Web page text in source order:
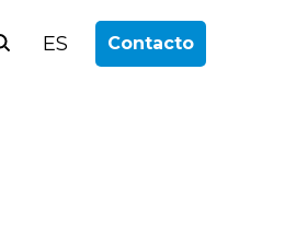
ES Contacto